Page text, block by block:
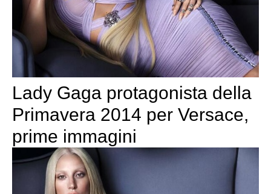
Lady Gaga protagonista della
Primavera 2014 per Versace,
prime immagini